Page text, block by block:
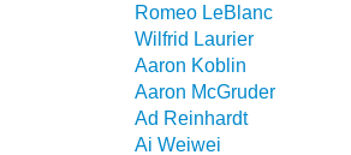
Romeo LeBlanc
Wilfrid Laurier
Aaron Koblin
Aaron McGruder
Ad Reinhardt
Ai Weiwei